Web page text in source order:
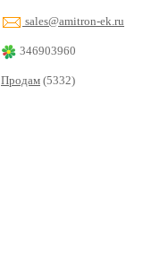
sales@amitron-ek.ru
346903960
Продам (5332)